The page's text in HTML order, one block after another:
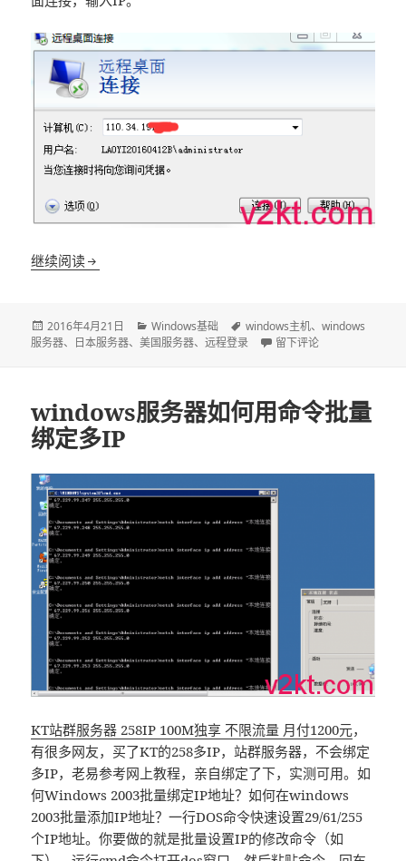
继续阅读如何远程登录windows服务器
发
布
2016年4月21日
分
类
Windows基础
标
签
windows主机、windows
服务器、 日本服务器、美国服务器、远程登录 于如何远程登录windows
留下评论
windows服务器如何用命令批量
绑定多IP
KT站群服务器 258IP 100M独享 不限流量 月付1200元，
有很多网友，买了KT的258多IP，站群服务器，不会绑定
多IP，老易参考网上教程，亲自绑定了下，实测可用。如
何Windows 2003批量绑定IP地址？如何在windows
2003批量添加IP地址？一行DOS命令快速设置29/61/255
个IP地址。你要做的就是批量设置IP的修改命令（如